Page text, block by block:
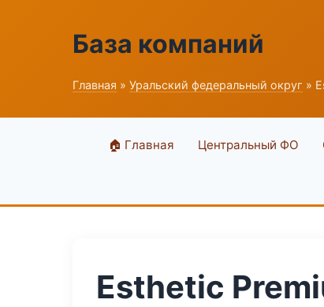
База компаний
Главная » Уральский федеральный округ »
🏠 Главная Центральный ФО
Esthetic